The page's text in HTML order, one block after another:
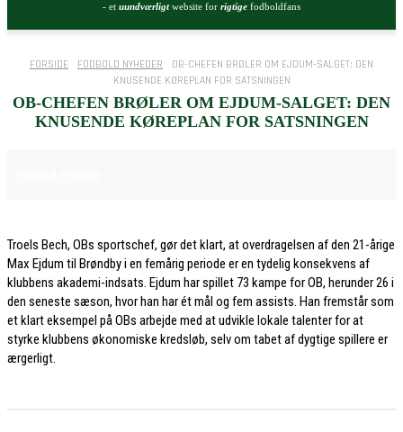
- et uundværligtwebsite for rigtige fodboldfans
FORSIDE FODBOLD NYHEDER
OB-CHEFEN BRØLER OM EJDUM-SALGET: DEN
KNUSENDE KØREPLAN FOR SATSNINGEN
OB-CHEFEN BRØLER OM EJDUM-SALGET: DEN
KNUSENDE KØREPLAN FOR SATSNINGEN
Troels Bech, OBs sportschef, gør det klart, at overdragelsen af den 21-årige
Max Ejdum til Brøndby i en femårig periode er en tydelig konsekvens af
klubbens akademi-indsats. Ejdum har spillet 73 kampe for OB, herunder 26 i
den seneste sæson, hvor han har ét mål og fem assists. Han fremstår som
et klart eksempel på OBs arbejde med at udvikle lokale talenter for at
styrke klubbens økonomiske kredsløb, selv om tabet af dygtige spillere er
ærgerligt.